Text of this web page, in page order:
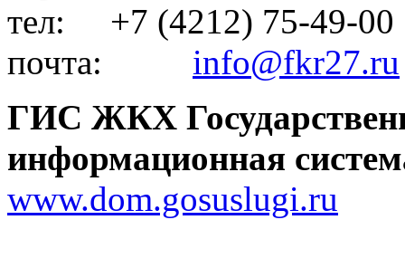
тел: +7 (4212) 75-49-00
почта: info@fkr27.ru
ГИС ЖКХ
информационная
www.dom.gosuslugi.ru